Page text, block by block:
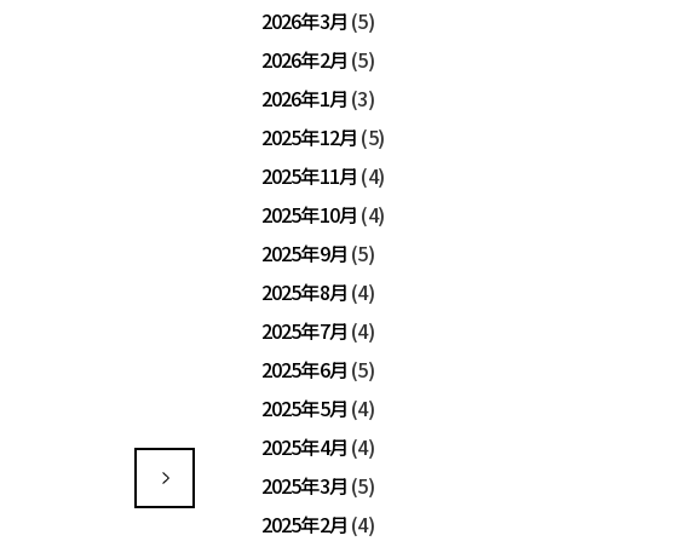
2026年3月 (5)
2026年2月 (5)
2026年1月 (3)
2025年12月 (5)
2025年11月 (4)
2025年10月 (4)
2025年9月 (5)
2025年8月 (4)
2025年7月 (4)
2025年6月 (5)
2025年5月 (4)
2025年4月 (4)
2025年3月 (5)
2025年2月 (4)